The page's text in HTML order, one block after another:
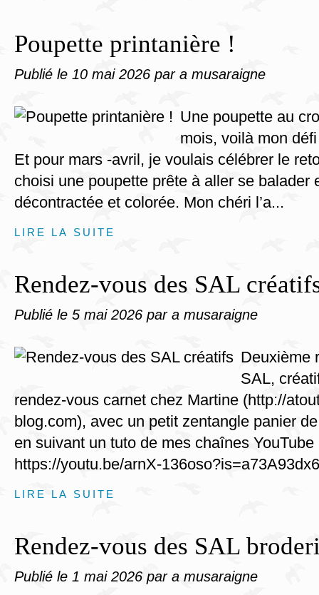
Poupette printanière !
Publié le 10 mai 2026 par a musaraigne
Une poupette au
mois, voilà mon
Et pour mars -avril, je voulais célébrer le
choisi une poupette prête à aller se balader
décontractée et colorée. Mon chéri l’a...
LIRE LA SUITE
Rendez-vous des SAL
Publié le 5 mai 2026 par a musaraigne
Deuxième
SAL,
rendez-vous carnet chez Martine (http://
blog.com), avec un petit zentangle panier
en suivant un tuto de mes chaînes YouTube
https://youtu.be/arnX-
LIRE LA SUITE
Rendez-vous des SAL
Publié le 1 mai 2026 par a musaraigne